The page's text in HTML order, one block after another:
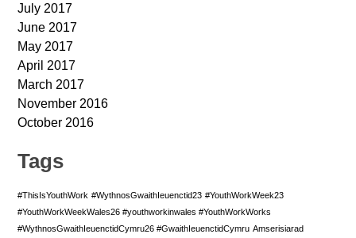
July 2017
June 2017
May 2017
April 2017
March 2017
November 2016
October 2016
Tags
#ThisIsYouthWork #WythnosGwaithIeuenctid23 #YouthWorkWeek23
#YouthWorkWeekWales26 #youthworkinwales #YouthWorkWorks
#WythnosGwaithIeuenctidCymru26 #GwaithIeuenctidCymru Amserisiarad